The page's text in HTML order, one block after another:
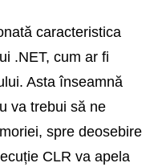
caracteristica
.NET, cum ar fi
Asta înseamnă
va trebui să ne
spre deosebire
CLR va apela